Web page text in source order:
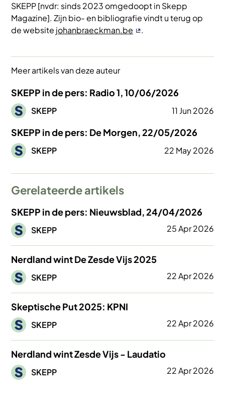
SKEPP [nvdr: sinds 2023 omgedoopt in Skepp
Magazine]. Zijn bio- en bibliografie vindt u terug op
de website johanbraeckman.be .
Meer artikels van deze auteur
SKEPP in de pers: Radio 1, 10/06/2026
Afbeelding
SKEPP 11 Jun 2026
SKEPP in de pers: De Morgen, 22/05/2026
Afbeelding
SKEPP 22 May 2026
Gerelateerde artikels
SKEPP in de pers: Nieuwsblad, 24/04/2026
Afbeelding
SKEPP 25 Apr 2026
Nerdland wint De Zesde Vijs 2025
Afbeelding
SKEPP 22 Apr 2026
Skeptische Put 2025: KPNI
Afbeelding
SKEPP 22 Apr 2026
Nerdland wint Zesde Vijs - Laudatio
Afbeelding
SKEPP 22 Apr 2026